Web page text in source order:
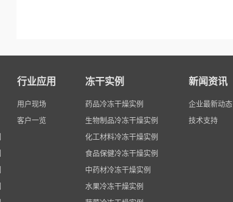
行业应用
用户现场
客户一览
冻干实例
药品冷冻干燥实例
生物制品冷冻干燥实例
化工材料冷冻干燥实例
食品保健冷冻干燥实例
中药材冷冻干燥实例
水果冷冻干燥实例
新闻资讯
企业最新动态
技术支持